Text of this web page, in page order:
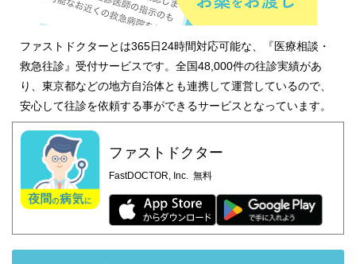
ファストドクターとは365日24時間対応可能な、『医療相談・
救急往診』受付サービスです。全国48,000件の往診実績があ
り、東京都などの地方自治体とも連携して運営しているので、
安心して往診を依頼する事ができるサービスとなっています。
ファストドクター
FastDOCTOR, Inc. 無料